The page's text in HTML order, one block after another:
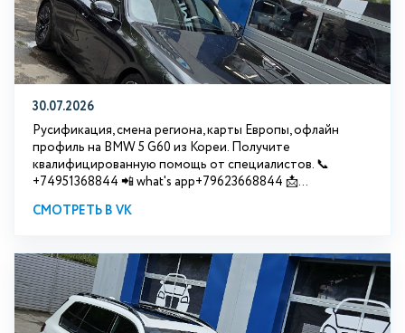
30.07.2026
Русификация, смена региона, карты Европы, офлайн
профиль на BMW 5 G60 из Кореи. Получите
квалифицированную помощь от специалистов. 📞
+74951368844 📲 what's app+79623668844 📩...
СМОТРЕТЬ В VK